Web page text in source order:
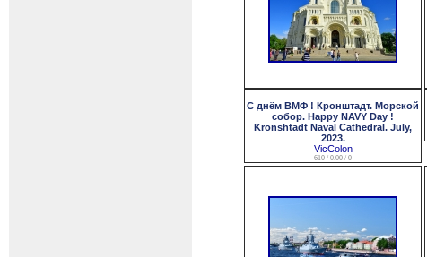
С днём ВМФ ! Кронштадт. Морской
собор. Happy NAVY Day !
Kronshtadt Naval Cathedral. July,
2023.
VicColon
610 / 0.00 / 0